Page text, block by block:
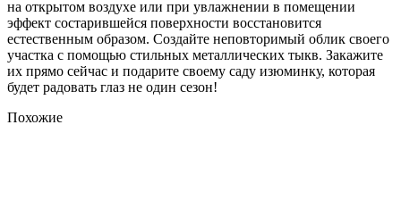
на открытом воздухе или при увлажнении в помещении
эффект состарившейся поверхности восстановится
естественным образом. Создайте неповторимый облик своего
участка с помощью стильных металлических тыкв. Закажите
их прямо сейчас и подарите своему саду изюминку, которая
будет радовать глаз не один сезон!
Похожие